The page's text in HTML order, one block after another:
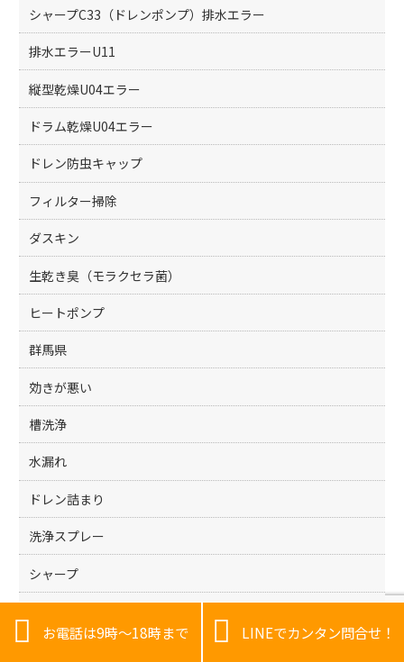
シャープC33（ドレンポンプ）排水エラー
排水エラーU11
縦型乾燥U04エラー
ドラム乾燥U04エラー
ドレン防虫キャップ
フィルター掃除
ダスキン
生乾き臭（モラクセラ菌）
ヒートポンプ
群馬県
効きが悪い
槽洗浄
水漏れ
ドレン詰まり
洗浄スプレー
シャープ
 お電話は9時～18時まで  LINEでカンタン問合せ！